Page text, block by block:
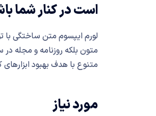
است در کنار شما
لورم ایپسوم متن ساختگی با
متون بلکه روزنامه و مجله
متنوع با هدف بهبود
مورد نیاز